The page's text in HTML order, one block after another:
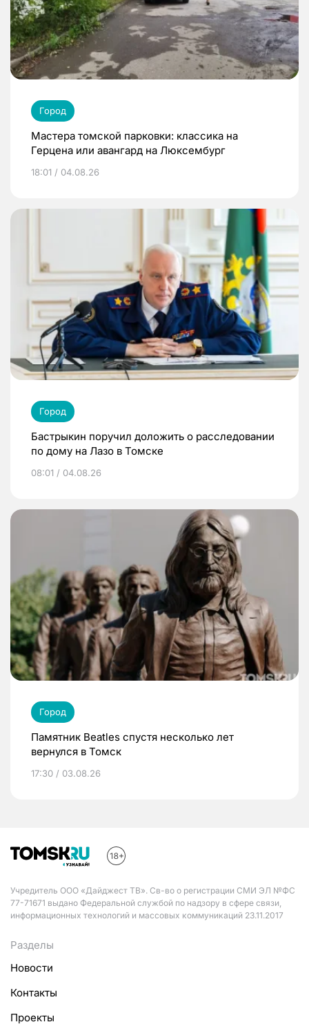
Город
Мастера томской парковки: классика на
Герцена или авангард на Люксембург
18:01 / 04.08.26
Город
Бастрыкин поручил доложить о расследовании
по дому на Лазо в Томске
08:01 / 04.08.26
Город
Памятник Beatles спустя несколько лет
вернулся в Томск
17:30 / 03.08.26
Учредитель ООО «Дайджест ТВ». Св-во о регистрации СМИ ЭЛ №ФС
77-71671 выдано Федеральной службой по надзору в сфере связи,
информационных технологий и массовых коммуникаций 23.11.2017
Разделы
Новости
Контакты
Проекты